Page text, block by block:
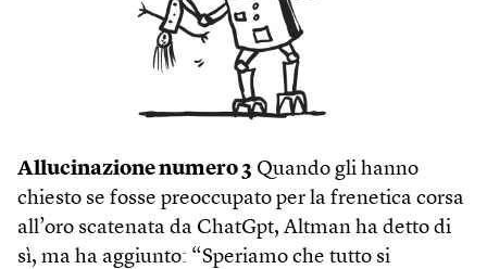
Allucinazione numero 3 Quando gli hanno
chiesto se fosse preoccupato per la frenetica corsa
all’oro scatenata da ChatGpt, Altman ha detto di
sì, ma ha aggiunto: “Speriamo che tutto si